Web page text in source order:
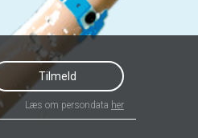
Tilmeld
Læs om persondata her